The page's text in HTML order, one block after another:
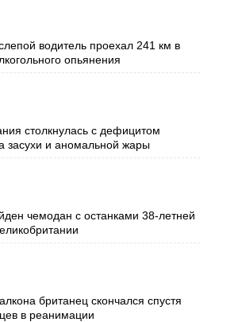
водитель проехал 241 км в
опьянения
столкнулась с дефицитом
засухи и аномальной жары
чемодан с останками 38-летней
британец скончался спустя
в реанимации